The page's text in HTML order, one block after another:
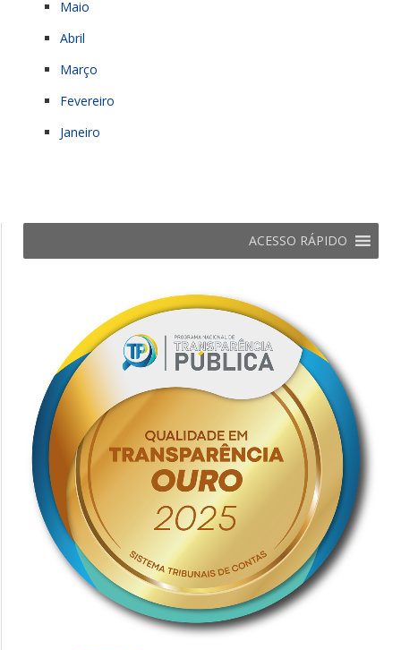
Maio
Abril
Março
Fevereiro
Janeiro
ACESSO RÁPIDO